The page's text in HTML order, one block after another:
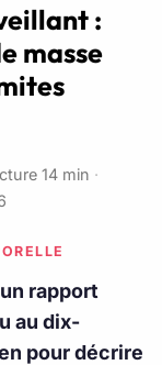
:
masse
14 min ·
rapport
au dix-
pour décrire